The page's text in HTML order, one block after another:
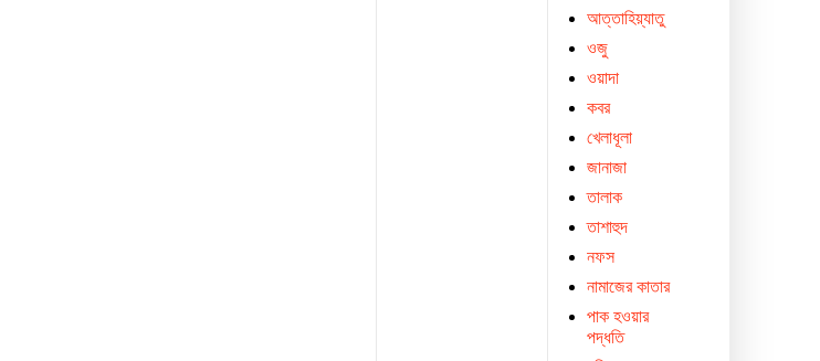
আত্তাহিয়্যাতু
ওজু
ওয়াদা
কবর
খেলাধূলা
জানাজা
তালাক
তাশাহুদ
নফস
নামাজের কাতার
পাক হওয়ার
পদ্ধতি